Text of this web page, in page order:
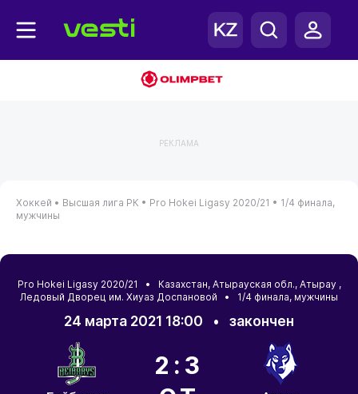
РЕКЛАМА
Хоккей • Высшая лига РК • Pro Hokei Ligasy 2020/21 • 1/4 финала,
мужчины
Pro Hokei Ligasy 2020/21 • Казахстан, Атырауская обл., Атырау,
Ледовый Дворец им. Хиуаз Доспановой • 1/4 финала, мужчины
24 марта 2021 18:00 • закончен
2:3